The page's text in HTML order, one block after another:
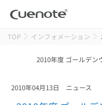
製品
TOP インフォメーション
2010年度 ゴールデン
2010年04月13日 ニュース